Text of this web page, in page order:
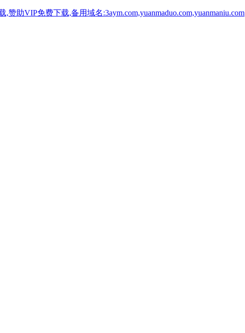
助VIP免费下载,备用域名:3aym.com,yuanmaduo.com,yuanmaniu.com